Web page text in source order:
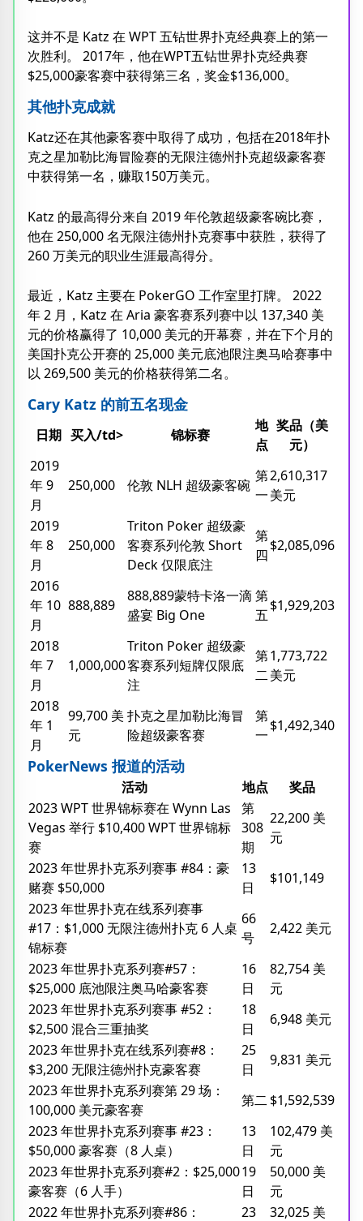
这并不是 Katz 在 WPT 五钻世界扑克经典赛上的第一
次胜利。 2017年，他在WPT五钻世界扑克经典赛
$25,000豪客赛中获得第三名，奖金$136,000。
其他扑克成就
Katz还在其他豪客赛中取得了成功，包括在2018年扑
克之星加勒比海冒险赛的无限注德州扑克超级豪客赛
中获得第一名，赚取150万美元。
Katz 的最高得分来自 2019 年伦敦超级豪客碗比赛，
他在 250,000 名无限注德州扑克赛事中获胜，获得了
260 万美元的职业生涯最高得分。
最近，Katz 主要在 PokerGO 工作室里打牌。 2022
年 2 月，Katz 在 Aria 豪客赛系列赛中以 137,340 美
元的价格赢得了 10,000 美元的开幕赛，并在下个月的
美国扑克公开赛的 25,000 美元底池限注奥马哈赛事中
以 269,500 美元的价格获得第二名。
Cary Katz 的前五名现金
日期 买入/td> 锦标赛
地
点
奖品（美
元）
2019
年 9
月
250,000 伦敦 NLH 超级豪客碗
第
一
2,610,317
美元
2019
年 8
月
250,000
Triton Poker 超级豪
客赛系列伦敦 Short
Deck 仅限底注
第
四
$2,085,096
2016
年 10
月
888,889
888,889蒙特卡洛一滴
盛宴 Big One
第
五
$1,929,203
2018
年 7
月
1,000,000
Triton Poker 超级豪
客赛系列短牌仅限底
注
第
二
1,773,722
美元
2018
年 1
月
99,700 美
元
扑克之星加勒比海冒
险超级豪客赛
第
一
$1,492,340
PokerNews 报道的活动
活动 地点
奖品
2023 WPT 世界锦标赛在 Wynn Las
Vegas 举行 $10,400 WPT 世界锦标
赛
第
308
期
22,200 美
元
2023 年世界扑克系列赛事 #84：豪
赌赛 $50,000
13
日
$101,149
2023 年世界扑克在线系列赛事
#17：$1,000 无限注德州扑克 6 人桌
锦标赛
66
号
2,422 美元
2023 年世界扑克系列赛#57：
$25,000 底池限注奥马哈豪客赛
16
日
82,754 美
元
2023 年世界扑克系列赛事 #52：
$2,500 混合三重抽奖
18
日
6,948 美元
2023 年世界扑克在线系列赛#8：
$3,200 无限注德州扑克豪客赛
25
日
9,831 美元
2023 年世界扑克系列赛第 29 场：
100,000 美元豪客赛
第二$1,592,539
2023 年世界扑克系列赛事 #23：
$50,000 豪客赛（8 人桌）
13
日
102,479 美
元
2023 年世界扑克系列赛#2：$25,000
豪客赛（6 人手）
19
日
50,000 美
元
2022 年世界扑克系列赛#86：
23 32,025 美